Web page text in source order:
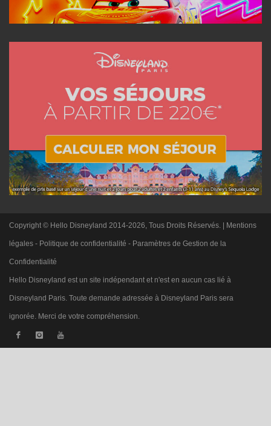
Copyright © Hello Disneyland 2014-2026, Tous Droits Réservés. | Mentions
légales - Politique de confidentialité - Paramètres de Gestion de la
Confidentialité
Hello Disneyland est un site indépendant et n'est en aucun cas lié à
Disneyland Paris. Toute demande adressée à Disneyland Paris sera
ignorée. Merci de votre compréhension.